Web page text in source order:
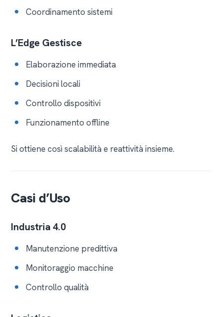
Coordinamento sistemi
L’Edge Gestisce
Elaborazione immediata
Decisioni locali
Controllo dispositivi
Funzionamento offline
Si ottiene così scalabilità e reattività insieme.
Casi d’Uso
Industria 4.0
Manutenzione predittiva
Monitoraggio macchine
Controllo qualità